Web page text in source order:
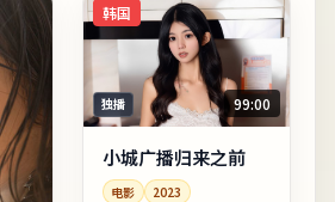
韩国
独播 99:00
小城广播归来之前
电影 2023